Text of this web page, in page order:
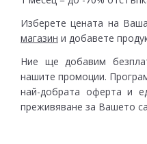
Изберете цената на
магазин и добавете
Ние ще добавим
нашите промоции.
най-добрата оферта и
преживяване за Вашето